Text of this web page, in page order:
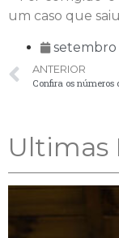
um caso que saiu
setembro
ANTERIOR
Ultimas